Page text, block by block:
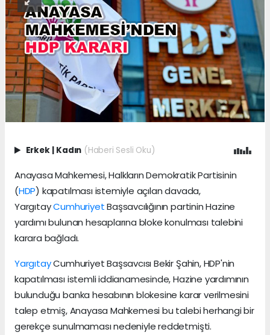
Erkek | Kadın (Haberi Sesli Oku)
Anayasa Mahkemesi, Halkların Demokratik Partisinin
(HDP) kapatılması istemiyle açılan davada,
YargıtayCumhuriyetBaşsavcılığının partinin Hazine
yardımı bulunan hesaplarına bloke konulması talebini
karara bağladı.
YargıtayCumhuriyet Başsavcısı Bekir Şahin, HDP'nin
kapatılması istemli iddianamesinde, Hazine yardımının
bulunduğu banka hesabının blokesine karar verilmesini
talep etmiş, Anayasa Mahkemesi bu talebi herhangi bir
gerekçe sunulmaması nedeniyle reddetmişti.